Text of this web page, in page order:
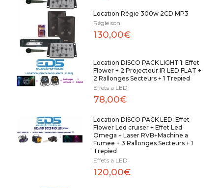
Location Régie 300w 2CD MP3
Régie son
130,00€
Location DISCO PACK LIGHT 1: Effet
Flower + 2 Projecteur IR LED FLAT +
2 Rallonges Secteurs + 1 Trepied
Effets a LED
78,00€
Location DISCO PACK LED: Effet
Flower Led cruiser + Effet Led
Omega + Laser RVB+Machine a
Fumee + 3 Rallonges Secteurs + 1
Trepied
Effets a LED
120,00€